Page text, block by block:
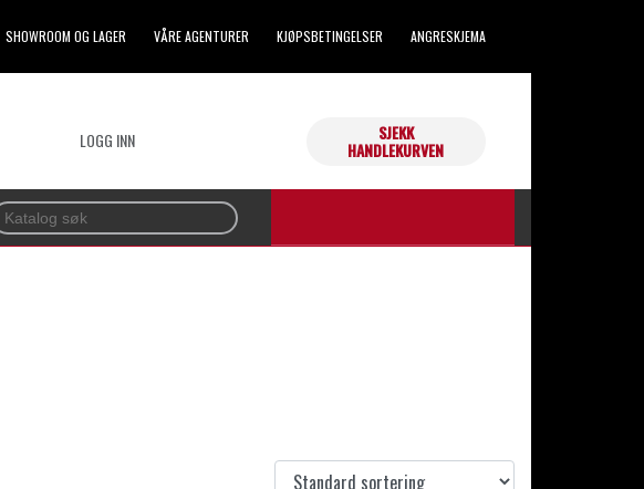
SHOWROOM OG LAGER VÅRE AGENTURER KJØPSBETINGELSER ANGRESKJEMA
LOGG INN SJEKK
HANDLEKURVEN
Handlekurven din er tom.